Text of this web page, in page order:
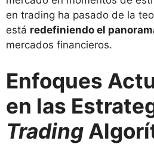
en trading ha pasado de la
está redefiniendo el
mercados financieros.
Enfoques
en las
Trading